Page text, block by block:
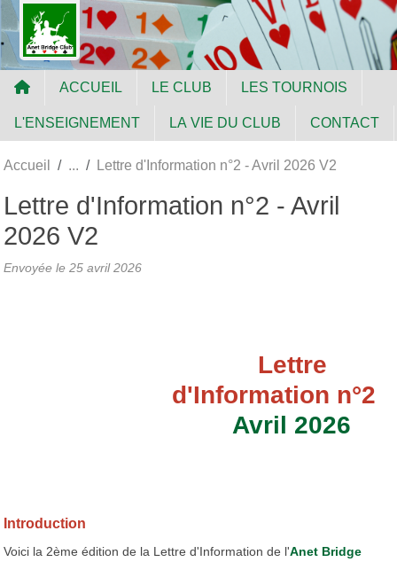
ACCUEIL LE CLUB LES TOURNOIS
L'ENSEIGNEMENT LA VIE DU CLUB CONTACT
Accueil Lettre d'Information n°2 - Avril 2026 V2
Lettre d'Information n°2 - Avril
2026 V2
Envoyée le 25 avril 2026
Lettre
d'Information n°2
Avril 2026
Introduction
Voici la 2ème édition de la Lettre d'Information de l'Anet Bridge
Panneau de gestion des cookies